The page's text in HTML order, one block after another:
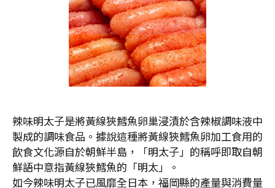
辣味明太子是將黃線狹鱈魚卵巢浸漬於含辣椒調味液中
製成的調味食品。據說這種將黃線狹鱈魚卵加工食用的
飲食文化源自於朝鮮半島，「明太子」的稱呼即取自朝
鮮語中意指黃線狹鱈魚的「明太」。
如今辣味明太子已風靡全日本，福岡縣的產量與消費量